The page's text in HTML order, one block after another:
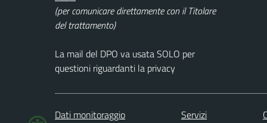
(per comunicare direttamente con il Titolare
del trattamento)
La mail del DPO va usata SOLO per
questioni riguardanti la privacy
Dati monitoraggio Servizi